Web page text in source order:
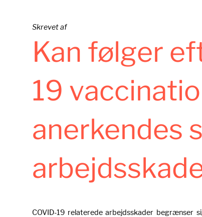
Skrevet af
Kan følger
19
anerkendes
COVID-19 relaterede arbejdsskader begrænser